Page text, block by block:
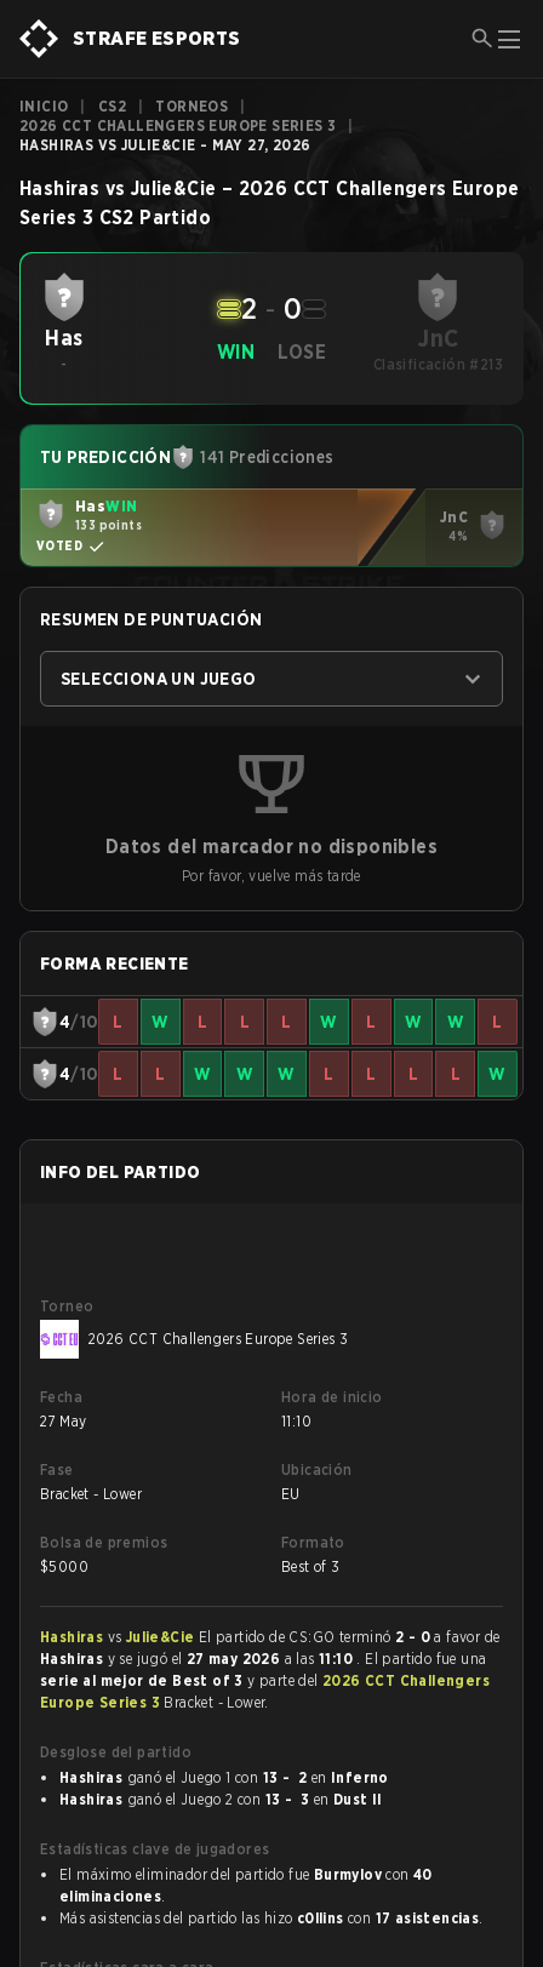
STRAFE ESPORTS
INICIO CS2 TORNEOS
2026 CCT CHALLENGERS EUROPE SERIES 3
HASHIRAS VS JULIE&CIE - MAY 27, 2026
Hashiras vs Julie&Cie – 2026 CCT Challengers Europe
Series 3 CS2 Partido
Has
-
WIN
2 - 0
LOSE JnC
Clasificación #213
TU PREDICCIÓN 141 Predicciones
HasWIN
133 points
VOTED
JnC
4%
RESUMEN DE PUNTUACIÓN
SELECCIONA UN JUEGO
Datos del marcador no disponibles
Por favor, vuelve más tarde
FORMA RECIENTE
4/10 L W L L L W L W W L
4/10 L L W W W L L L L W
INFO DEL PARTIDO
Torneo
2026 CCT Challengers Europe Series 3
Fecha
27 May
Hora de inicio
11:10
Fase
Bracket - Lower
Ubicación
EU
Bolsa de premios
$5000
Formato
Best of 3
Hashiras vs Julie&Cie El partido de CS:GO terminó 2 - 0 a favor de
Hashiras y se jugó el 27 may 2026 a las11:10 . El partido fue una
serie al mejor de Best of 3y parte del 2026 CCT Challengers
Europe Series 3 Bracket - Lower.
Desglose del partido
Hashiras ganó el Juego 1 con 13 - 2 en Inferno
Hashiras ganó el Juego 2 con 13 - 3 en Dust II
Estadísticas clave de jugadores
El máximo eliminador del partido fue Burmylov con40
eliminaciones.
Más asistencias del partido las hizo c0llins con 17 asistencias.